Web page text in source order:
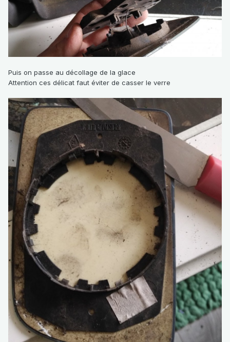
Puis on passe au décollage de la glace
Attention ces délicat faut éviter de casser le verre